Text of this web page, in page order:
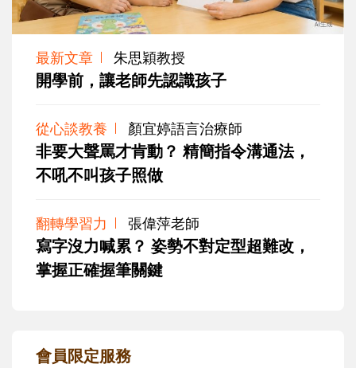
最新文章 朱思穎教授
開學前，讓老師先認識孩子
從心談教養 顏宜婷語言治療師
非要大聲罵才肯動？ 精簡指令溝通法，
不吼不叫孩子照做
翻轉學習力 張偉萍老師
寫字沒力喊累？ 姿勢不對定型超難改，
掌握正確握筆關鍵
會員限定服務